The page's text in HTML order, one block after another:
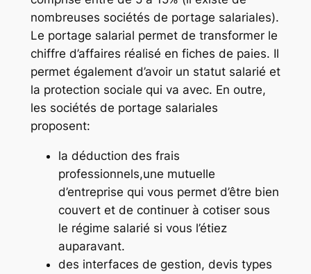
nombreuses sociétés de portage salariales).
Le portage salarial permet de transformer le
chiffre d’affaires réalisé en fiches de paies. Il
permet également d’avoir un statut salarié et
la protection sociale qui va avec. En outre,
les sociétés de portage salariales
proposent:
la déduction des frais
professionnels,une mutuelle
d’entreprise qui vous permet d’être bien
couvert et de continuer à cotiser sous
le régime salarié si vous l’étiez
auparavant.
des interfaces de gestion, devis types